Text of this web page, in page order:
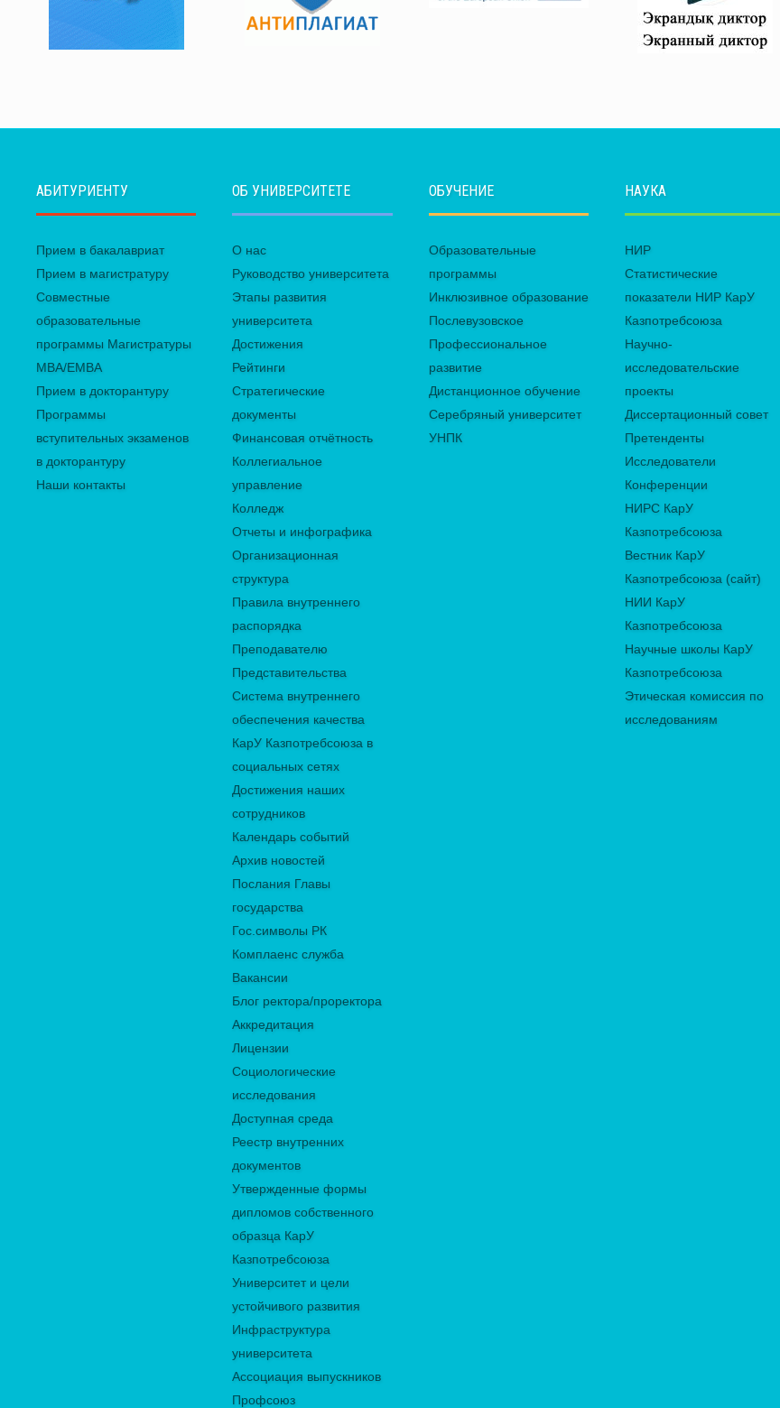
АБИТУРИЕНТУ
Прием в бакалавриат
Прием в магистратуру
Совместные
образовательные
программы Магистратуры
MBA/EMBA
Прием в докторантуру
Программы
вступительных экзаменов
в докторантуру
Наши контакты
ОБ УНИВЕРСИТЕТЕ
О нас
Руководство университета
Этапы развития
университета
Достижения
Рейтинги
Стратегические
документы
Финансовая отчётность
Коллегиальное
управление
Колледж
Отчеты и инфографика
Организационная
структура
Правила внутреннего
распорядка
Преподавателю
Представительства
Система внутреннего
обеспечения качества
КарУ Казпотребсоюза в
социальных сетях
Достижения наших
сотрудников
Календарь событий
Архив новостей
Послания Главы
государства
Гос.символы РК
Комплаенс служба
Вакансии
Блог ректора/проректора
Аккредитация
Лицензии
Социологические
исследования
Доступная среда
Реестр внутренних
документов
Утвержденные формы
дипломов собственного
образца КарУ
Казпотребсоюза
Университет и цели
устойчивого развития
Инфраструктура
университета
Ассоциация выпускников
Профсоюз
ОБУЧЕНИЕ
Образовательные
программы
Инклюзивное образование
Послевузовское
Профессиональное
развитие
Дистанционное обучение
Серебряный университет
УНПК
НАУКА
НИР
Статистические
показатели НИР КарУ
Казпотребсоюза
Научно-
исследовательские
проекты
Диссертационный совет
Претенденты
Исследователи
Конференции
НИРС КарУ
Казпотребсоюза
Вестник КарУ
Казпотребсоюза (сайт)
НИИ КарУ
Казпотребсоюза
Научные школы КарУ
Казпотребсоюза
Этическая комиссия по
исследованиям